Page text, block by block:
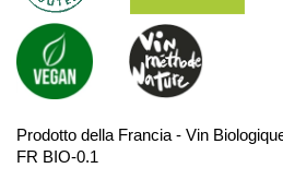
Prodotto della Francia - Vin
FR BIO-0.1